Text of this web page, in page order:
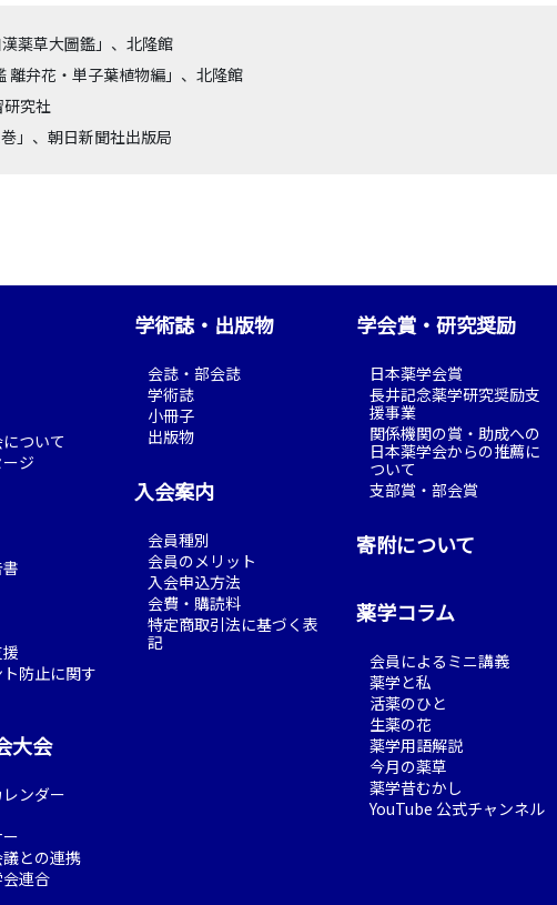
薬草大圖鑑」、北隆館
離弁花・単子葉植物編」、北隆館
究社
」、朝日新聞社出版局
ついて
ジ
防止に関す
大会
ンダー
との連携
連合
学術誌・出版物
会誌・部会誌
学術誌
小冊子
出版物
入会案内
会員種別
会員のメリット
入会申込方法
会費・購読料
特定商取引法に基づく表
記
学会賞・研究奨励
日本薬学会賞
長井記念薬学研究奨励支
援事業
関係機関の賞・助成への
日本薬学会からの推薦に
ついて
支部賞・部会賞
寄附について
薬学コラム
会員によるミニ講義
薬学と私
活薬のひと
生薬の花
薬学用語解説
今月の薬草
薬学昔むかし
YouTube 公式チャンネル